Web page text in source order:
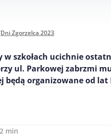
Dni Zgorzelca 2023
w szkołach ucichnie
ul. Parkowej zabrzmi
będą organizowane od lat
2 min